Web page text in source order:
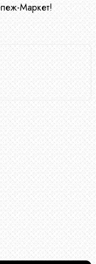
Маркет!